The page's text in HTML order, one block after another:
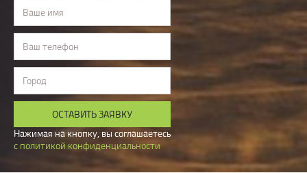
Ваше имя
Ваш телефон
Город
ОСТАВИТЬ ЗАЯВКУ
Нажимая на кнопку, вы соглашаетесь
с политикой конфиденциальности